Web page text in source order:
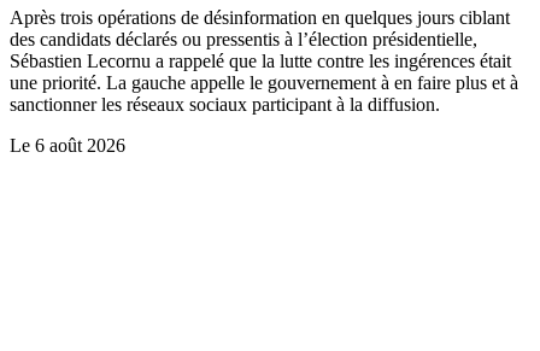
Après trois opérations de désinformation en quelques jours ciblant
des candidats déclarés ou pressentis à l’élection présidentielle,
Sébastien Lecornu a rappelé que la lutte contre les ingérences était
une priorité. La gauche appelle le gouvernement à en faire plus et à
sanctionner les réseaux sociaux participant à la diffusion.
Le 6 août 2026